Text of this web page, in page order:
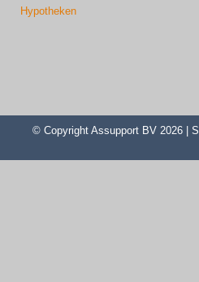
Hypotheken
© Copyright Assupport BV 2026 |